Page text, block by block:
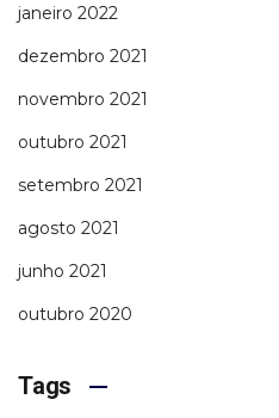
janeiro 2022
dezembro 2021
novembro 2021
outubro 2021
setembro 2021
agosto 2021
junho 2021
outubro 2020
Tags